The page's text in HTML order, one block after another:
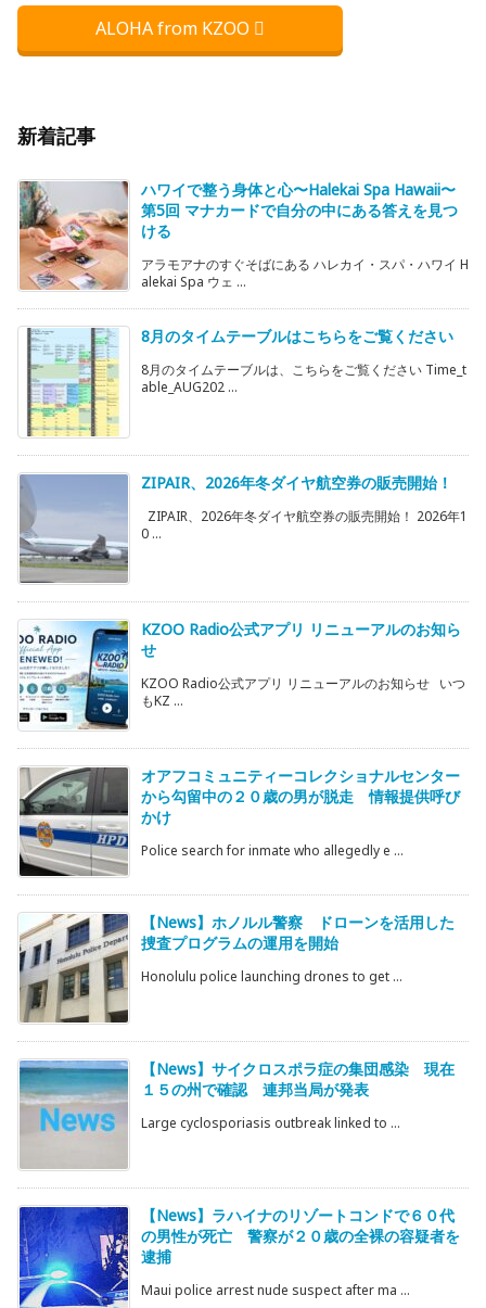
ALOHA from KZOO
新着記事
ハワイで整う身体と心〜Halekai Spa Hawaii〜
第5回 マナカードで自分の中にある答えを見つ
ける
アラモアナのすぐそばにある ハレカイ・スパ・ハワイ H
alekai Spa ウェ ...
8月のタイムテーブルはこちらをご覧ください
8月のタイムテーブルは、こちらをご覧ください Time_t
able_AUG202 ...
ZIPAIR、2026年冬ダイヤ航空券の販売開始！
ZIPAIR、2026年冬ダイヤ航空券の販売開始！ 2026年1
0 ...
KZOO Radio公式アプリ リニューアルのお知ら
せ
KZOO Radio公式アプリ リニューアルのお知らせ いつ
もKZ ...
オアフコミュニティーコレクショナルセンター
から勾留中の２０歳の男が脱走 情報提供呼び
かけ
Police search for inmate who allegedly e ...
【News】ホノルル警察 ドローンを活用した
捜査プログラムの運用を開始
Honolulu police launching drones to get ...
【News】サイクロスポラ症の集団感染 現在
１５の州で確認 連邦当局が発表
Large cyclosporiasis outbreak linked to ...
【News】ラハイナのリゾートコンドで６０代
の男性が死亡 警察が２０歳の全裸の容疑者を
逮捕
Maui police arrest nude suspect after ma ...